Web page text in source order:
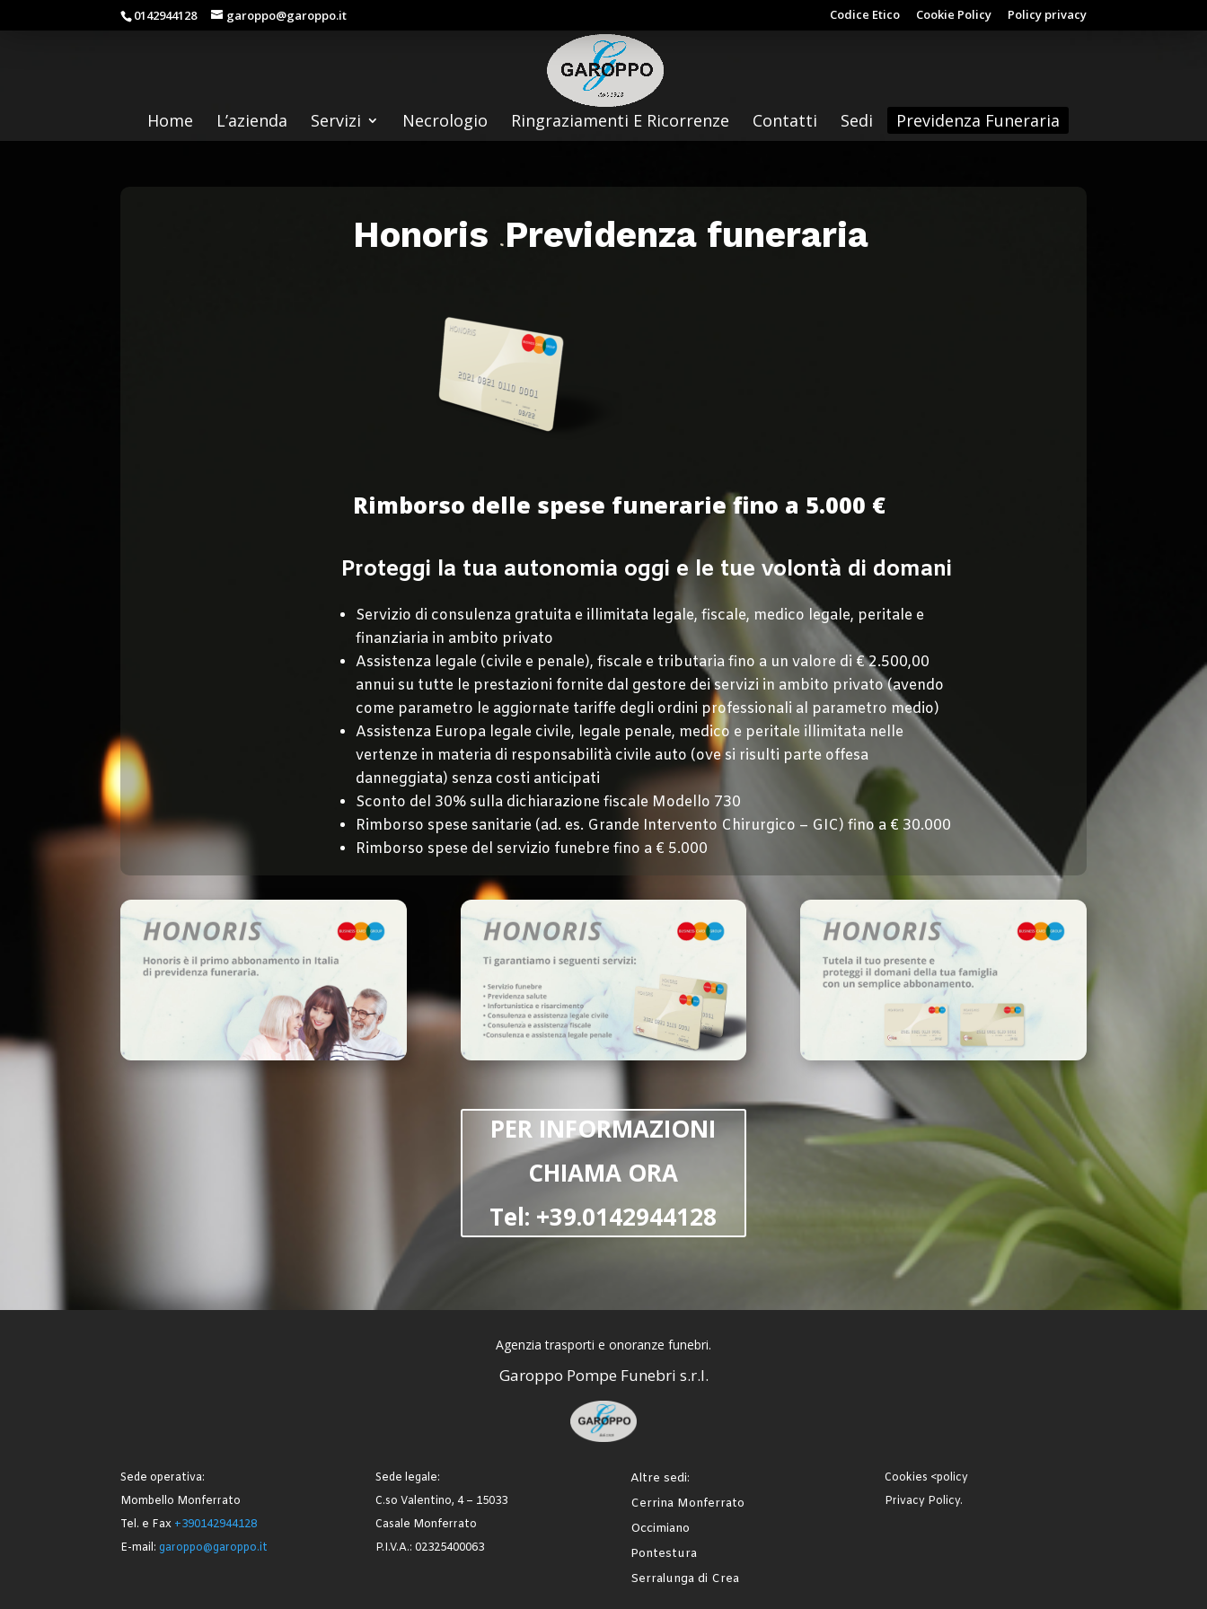
0142944128 garoppo@garoppo.it Codice Etico Cookie Policy Policy privacy
Home L’azienda Servizi Necrologio Ringraziamenti E Ricorrenze Contatti Sedi Previdenza Funeraria
Honoris Previdenza funeraria
Rimborso delle spese funerarie fino a 5.000 €
Proteggi la tua autonomia oggi e le tue volontà di domani
Servizio di consulenza gratuita e illimitata legale, fiscale, medico legale, peritale e
finanziaria in ambito privato
Assistenza legale (civile e penale), fiscale e tributariafino a un valore di € 2.500,00
annui su tutte le prestazioni fornite dal gestore dei servizi in ambito privato (avendo
come parametro le aggiornate tariffe degli ordini professionali al parametro medio)
Assistenza Europa legale civile, legale penale, medico e peritale illimitata nelle
vertenze in materia di responsabilità civile auto (ove si risulti parte offesa
danneggiata) senza costi anticipati
Sconto del 30% sulla dichiarazione fiscale Modello 730
Rimborso spese sanitarie (ad. es. Grande Intervento Chirurgico – GIC) fino a € 30.000
Rimborso spese del servizio funebre fino a € 5.000
PER INFORMAZIONI
CHIAMA ORA
Tel: +39.0142944128
Agenzia trasporti e onoranze funebri.
Garoppo Pompe Funebri s.r.l.
Sede operativa:
Mombello Monferrato
Tel. e Fax +390142944128
E-mail:garoppo@garoppo.it
Sede legale:
C.so Valentino, 4 – 15033
Casale Monferrato
P.I.V.A.: 02325400063
Altre sedi:
Cerrina Monferrato
Occimiano
Pontestura
Serralunga di Crea
Cookies <policy
Privacy Policy.